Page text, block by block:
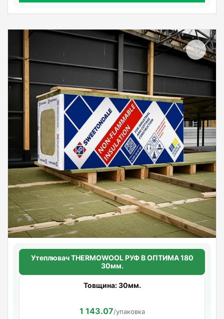
Утеплювач THERMOWOOL РУФ В ОПТИМА 180
30мм.
Товщина: 30мм.
1 143.07/упаковка